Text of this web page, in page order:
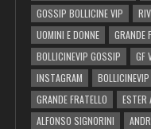
GOSSIP BOLLICINE VIP
UOMINI E DONNE
GRANDE
BOLLICINEVIP GOSSIP
GF
INSTAGRAM
GRANDE FRATELLO
ESTER
ALFONSO SIGNORINI